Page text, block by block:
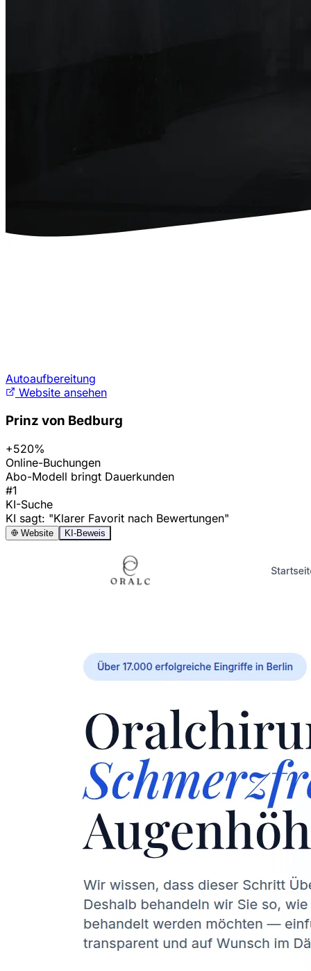
Autoaufbereitung
Website ansehen
Prinz von Bedburg
+520%
Online-Buchungen
Abo-Modell bringt Dauerkunden
#1
KI-Suche
KI sagt: "Klarer Favorit nach Bewertungen"
Website KI-Beweis